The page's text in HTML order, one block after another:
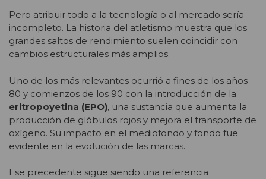
Pero atribuir todo a la tecnología o al mercado sería
incompleto. La historia del atletismo muestra que los
grandes saltos de rendimiento suelen coincidir con
cambios estructurales más amplios.
Uno de los más relevantes ocurrió a fines de los años
80 y comienzos de los 90 con la introducción de la
eritropoyetina (EPO), una sustancia que aumenta la
producción de glóbulos rojos y mejora el transporte de
oxígeno. Su impacto en el mediofondo y fondo fue
evidente en la evolución de las marcas.
Ese precedente sigue siendo una referencia